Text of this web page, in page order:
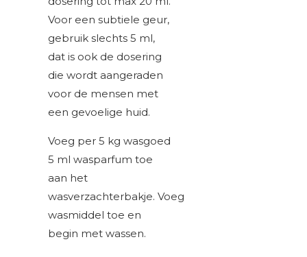
Voor een subtiele geur,
gebruik slechts 5 ml,
dat is ook de dosering
die wordt aangeraden
voor de mensen met
een gevoelige huid.
Voeg per 5 kg wasgoed
5 ml wasparfum toe
aan het
wasverzachterbakje. Voeg
wasmiddel toe en
begin met wassen.